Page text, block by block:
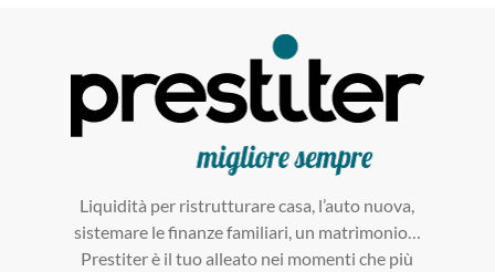
Liquidità per ristrutturare casa, l’auto nuova,
sistemare le finanze familiari, un matrimonio…
Prestiter è il tuo alleato nei momenti che più